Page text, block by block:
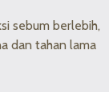
sebum berlebih,
dan tahan lama